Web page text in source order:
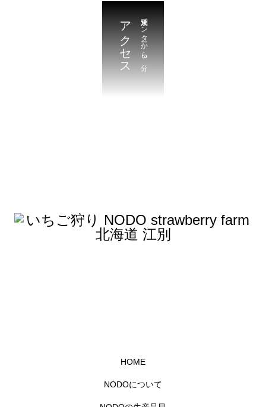
江別東インターから3分
アクセス
HOME
NODOについて